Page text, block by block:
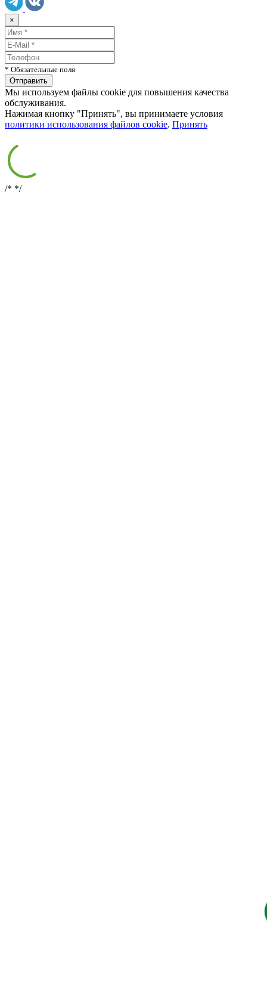
×
* Обязательные поля
Мы используем файлы cookie для повышения качества
обслуживания.
Нажимая кнопку "Принять", вы принимаете условия
политики использования файлов cookie. Принять
/* */